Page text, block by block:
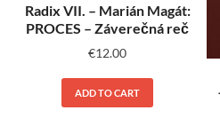
Radix VII. – Marián Magát:
PROCES – Záverečná reč
€12.00
ADD TO CART